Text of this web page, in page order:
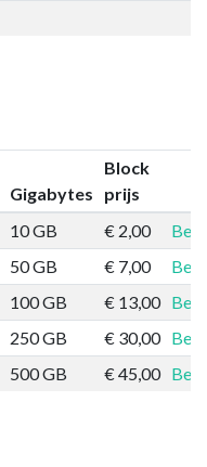
Gigabytes
Block
prijs
10 GB € 2,00
50 GB
€ 7,00
100 GB
€ 13,00
250 GB
€ 30,00
500 GB
€ 45,00